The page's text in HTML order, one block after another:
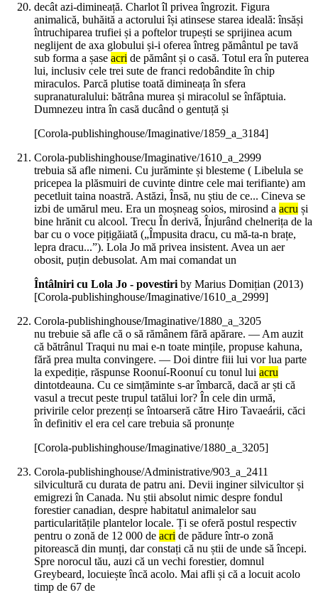
decât azi-dimineață. Charlot îl privea îngrozit. Figura
animalică, buhăită a actorului își atinsese starea ideală: însăși
întruchiparea trufiei și a poftelor trupești se sprijinea acum
neglijent de axa globului și-i oferea întreg pământul pe tavă
sub forma a șase acri de pământ și o casă. Totul era în puterea
lui, inclusiv cele trei sute de franci redobândite în chip
miraculos. Parcă plutise toată dimineața în sfera
supranaturalului: bătrâna murea și miracolul se înfăptuia.
Dumnezeu intra în casă ducând o gentuță și
[Corola-publishinghouse/Imaginative/1859_a_3184]
Corola-publishinghouse/Imaginative/1610_a_2999
trebuia să afle nimeni. Cu jurăminte și blesteme ( Libelula se
pricepea la plăsmuiri de cuvinte dintre cele mai terifiante) am
pecetluit taina noastră. Astăzi, Însă, nu știu de ce... Cineva se
izbi de umărul meu. Era un moșneag soios, mirosind a acru și
bine hrănit cu alcool. Trecu În derivă, Înjurând chelnerița de la
bar cu o voce pițigăiată („Împusita dracu, cu mă-ta-n brațe,
lepra dracu...”). Lola Jo mă privea insistent. Avea un aer
obosit, puțin debusolat. Am mai comandat un
Întâlniri cu Lola Jo - povestiriby Marius Domițian (2013)
[Corola-publishinghouse/Imaginative/1610_a_2999]
Corola-publishinghouse/Imaginative/1880_a_3205
nu trebuie să afle că o să rămânem fără apărare. — Am auzit
că bătrânul Traqui nu mai e-n toate mințile, propuse kahuna,
fără prea multa convingere. — Doi dintre fiii lui vor lua parte
la expediție, răspunse Roonuí-Roonuí cu tonul lui acru
dintotdeauna. Cu ce simțăminte s-ar îmbarcă, dacă ar ști că
vasul a trecut peste trupul tatălui lor? În cele din urmă,
privirile celor prezenți se întoarseră către Hiro Tavaeárii, căci
în definitiv el era cel care trebuia să pronunțe
[Corola-publishinghouse/Imaginative/1880_a_3205]
Corola-publishinghouse/Administrative/903_a_2411
silvicultură cu durata de patru ani. Devii inginer silvicultor și
emigrezi în Canada. Nu știi absolut nimic despre fondul
forestier canadian, despre habitatul animalelor sau
particularitățile plantelor locale. Ți se oferă postul respectiv
pentru o zonă de 12 000 de acri de pădure într-o zonă
pitorească din munți, dar constați că nu știi de unde să începi.
Spre norocul tău, auzi că un vechi forestier, domnul
Greybeard, locuiește încă acolo. Mai afli și că a locuit acolo
timp de 67 de